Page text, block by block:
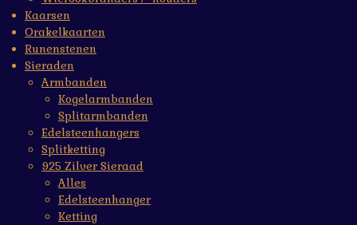
Kaarsen
Orakelkaarten
Runenstenen
Sieraden
Armbanden
Kogelarmbanden
Splitarmbanden
Edelsteenhangers
Splitketting
925 Zilver Sieraad
Alles
Edelsteenhanger
Ketting